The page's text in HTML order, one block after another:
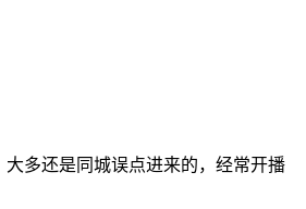
多还是同城误点进来的，经常开播